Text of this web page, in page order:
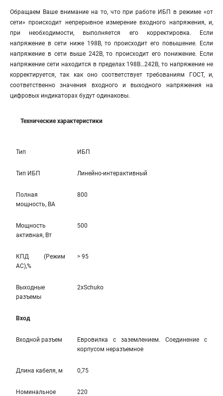
Обращаем Ваше внимание на то, что при работе ИБП в режиме «от
сети» происходит непрерывное измерение входного напряжения, и,
при необходимости, выполняется его корректировка. Если
напряжение в сети ниже 198В, то происходит его повышение. Если
напряжение в сети выше 242В, то происходит его понижение. Если
напряжение сети находится в пределах 198В…242В, то напряжение не
корректируется, так как оно соответствует требованиям ГОСТ, и,
соответственно значения входного и выходного напряжения на
цифровых индикаторах будут одинаковы.
Технические характеристики
Тип ИБП
Тип ИБП Линейно-интерaктивный
Полная
мощность, ВА
800
Мощность
активная, Вт
500
КПД (Режим
AC),%
> 95
Выходные
разъемы
2xSchuko
Вход
Входной разъем
Евровилка с заземлением. Соединение с
корпусом неразъемное
Длина кабеля, м 0,75
Номинальное
220